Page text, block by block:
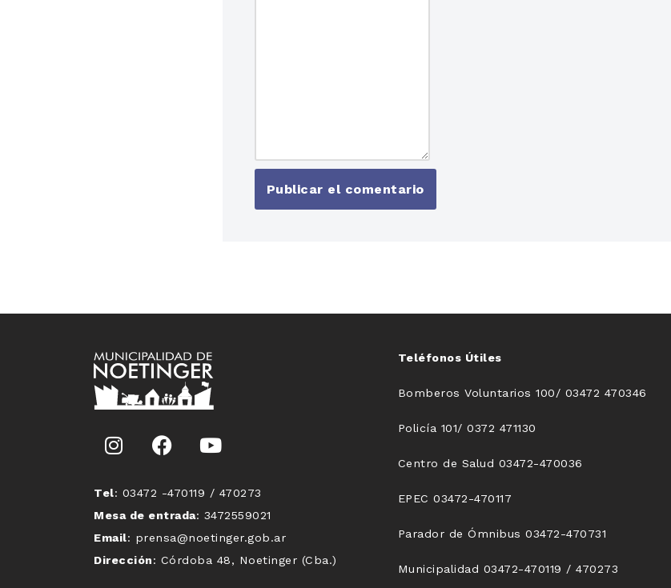
Tel: 03472 -470119 / 470273
Mesa de entrada: 3472559021
Email: prensa@noetinger.gob.ar
Dirección: Córdoba 48, Noetinger (Cba.)
Teléfonos Útiles
Bomberos Voluntarios 100/ 03472 470346
Policía 101/ 0372 471130
Centro de Salud 03472-470036
EPEC 03472-470117
Parador de Ómnibus 03472-470731
Municipalidad 03472-470119 / 470273